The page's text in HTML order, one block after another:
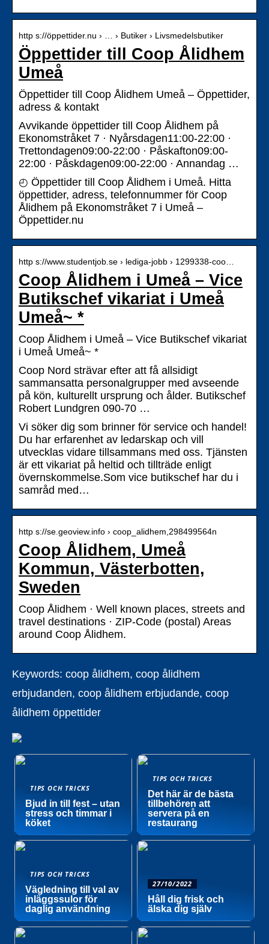
http s://öppettider.nu › … › Butiker › Livsmedelsbutiker
Öppettider till Coop Ålidhem
Umeå
Öppettider till Coop Ålidhem Umeå – Öppettider,
adress & kontakt
Avvikande öppettider till Coop Ålidhem på
Ekonomstråket 7 · Nyårsdagen11:00-22:00 ·
Trettondagen09:00-22:00 · Påskafton09:00-
22:00 · Påskdagen09:00-22:00 · Annandag …
◴ Öppettider till Coop Ålidhem i Umeå. Hitta
öppettider, adress, telefonnummer för Coop
Ålidhem på Ekonomstråket 7 i Umeå –
Öppettider.nu
http s://www.studentjob.se › lediga-jobb › 1299338-coo…
Coop Ålidhem i Umeå – Vice
Butikschef vikariat i Umeå
Umeå~ *
Coop Ålidhem i Umeå – Vice Butikschef vikariat
i Umeå Umeå~ *
Coop Nord strävar efter att få allsidigt
sammansatta personalgrupper med avseende
på kön, kulturellt ursprung och ålder. Butikschef
Robert Lundgren 090-70 …
Vi söker dig som brinner för service och handel!
Du har erfarenhet av ledarskap och vill
utvecklas vidare tillsammans med oss. Tjänsten
är ett vikariat på heltid och tillträde enligt
övernskommelse.Som vice butikschef har du i
samråd med…
http s://se.geoview.info › coop_alidhem,298499564n
Coop Ålidhem, Umeå
Kommun, Västerbotten,
Sweden
Coop Ålidhem · Well known places, streets and
travel destinations · ZIP-Code (postal) Areas
around Coop Ålidhem.
Keywords: coop ålidhem, coop ålidhem
erbjudanden, coop ålidhem erbjudande, coop
ålidhem öppettider
TIPS OCH TRICKS
Bjud in till fest – utan
stress och timmar i
köket
TIPS OCH TRICKS
Det här är de bästa
tillbehören att
servera på en
restaurang
TIPS OCH TRICKS
Vägledning till val av
inläggssulor för
daglig användning
27/10/2022
Håll dig frisk och
älska dig själv